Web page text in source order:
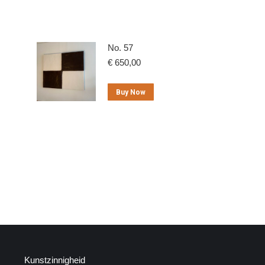
No. 57
€650,00
Buy Now
Kunstzinnigheid